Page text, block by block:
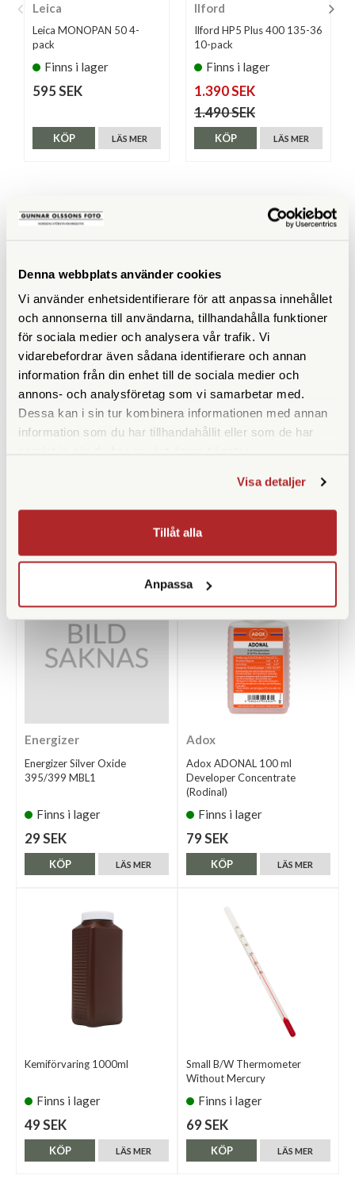
Denna webbplats använder cookies
Vi använder enhetsidentifierare för att anpassa innehållet
och annonserna till användarna, tillhandahålla funktioner
för sociala medier och analysera vår trafik. Vi
vidarebefordrar även sådana identifierare och annan
information från din enhet till de sociala medier och
annons- och analysföretag som vi samarbetar med.
Dessa kan i sin tur kombinera informationen med annan
information som du har tillhandahållit eller som de har
Visa detaljer
Tillåt alla
Anpassa
Leica
Leica MONOPAN 50 4-
pack
Finns i lager
595 SEK
LÄS MER
KÖP
Ilford
Ilford HP5 Plus 400 135-36
10-pack
Finns i lager
1.390 SEK
1.490 SEK
LÄS MER
KÖP
Adox Energizer
394/380 MBL1 Zm 1st
Energizer
Energizer Silver Oxide
395/399 MBL1
Finns i lager
29 SEK
LÄS MER
KÖP
Adox
Adox ADONAL 100 ml
Developer Concentrate
(Rodinal)
Finns i lager
79 SEK
LÄS MER
KÖP
Kemiförvaring 1000ml
Finns i lager
49 SEK
LÄS MER
KÖP
Small B/W Thermometer
Without Mercury
Finns i lager
69 SEK
LÄS MER
KÖP